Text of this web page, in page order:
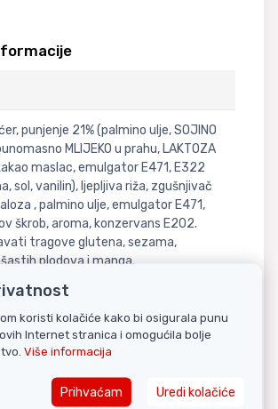
punjenje 21% (palmino ulje, SOJINO
MLIJEKO u prahu, LAKTOZA
maslac, emulgator E471, E322
sol, vanilin), ljepljiva riža, zgušnjivač
, palmino ulje, emulgator E471,
škrob, aroma, konzervans E202.
tragove glutena, sezama,
plodova i manga.
informacije
VRIJEDNOSTI U 100G PROIZVODA:
372kcal, masti 8,2g (od toga
kiseline 2,1g), ugljkohidrati 72,8g
koristi kolačiće kako bi osigurala punu
Internet stranica i omogućila bolje
Više informacija
Prihvaćam Uredi kolačiće